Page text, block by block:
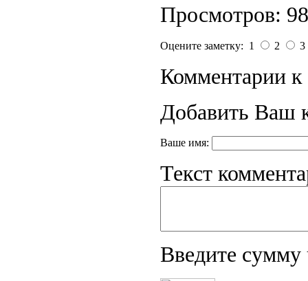
Просмотров:
Оцените заметку: 1 2 3
Комментарии к
Добавить Ваш
Ваше имя:
Текст
Введите сумму